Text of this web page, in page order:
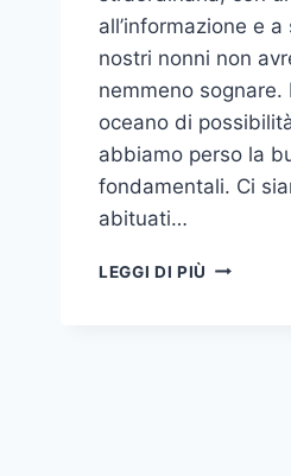
all’informazione e
nostri nonni non
nemmeno sognare.
oceano di
abbiamo perso la
fondamentali. Ci
abituati…
LEGGI DI PIÙ L’ARTE